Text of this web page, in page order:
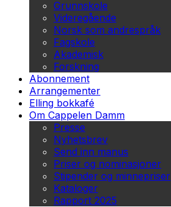
Grunnskole
Videregående
Norsk som andrespråk
Fagskole
Akademisk
Forskning
Abonnement
Arrangementer
Elling bokkafé
Om Cappelen Damm
Presse
Nyhetsbrev
Send inn manus
Priser og nominasjoner
Stipender og minnepriser
Kataloger
Rapport 2025